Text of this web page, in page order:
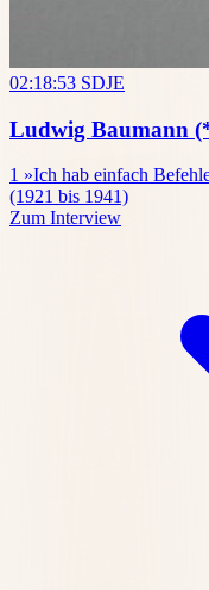
02:18:53 SDJE
Ludwig Baumann
1 »Ich hab einfach
(1921 bis 1941)
Zum Interview